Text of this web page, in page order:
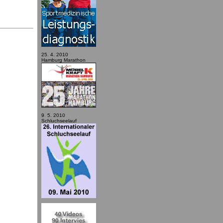
25. 4. 2010
Hamburg Marathon
9. 5. 2010
Schluchseelauf